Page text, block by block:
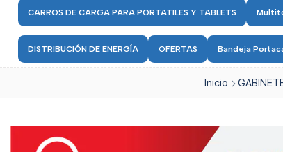
CARROS DE CARGA PARA PORTATILES Y TABLETS
DISTRIBUCIÓN DE ENERGÍA OFERTAS Bandeja
Inicio